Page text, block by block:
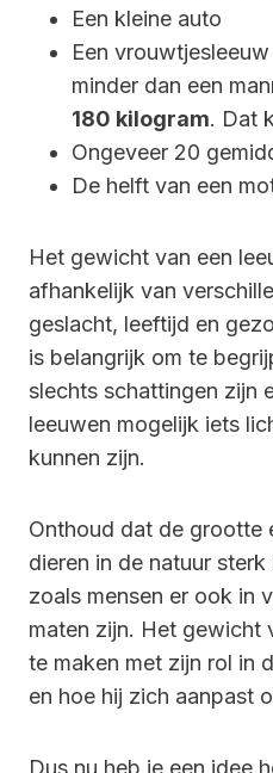
Een kleine auto
Een
minder dan een
180 kilogram. Dat
Ongeveer 20
De helft van een
Het gewicht van een
afhankelijk van
geslacht, leeftijd en
is belangrijk om te
slechts schattingen zijn
leeuwen mogelijk iets
kunnen zijn.
Onthoud dat de grootte
dieren in de natuur
zoals mensen er ook in
maten zijn. Het gewicht
te maken met zijn rol in
en hoe hij zich aanpast
Dus nu heb je een idee